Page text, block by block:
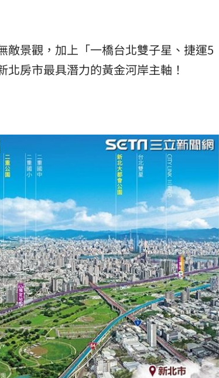
敵景觀，加上「一橋台北雙子星、捷運5
房市最具潛力的黃金河岸主軸！